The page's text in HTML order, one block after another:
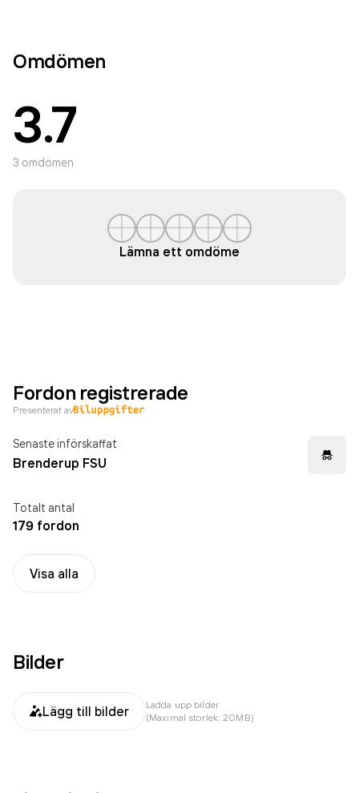
Omdömen
3.7
3 omdömen
Lämna ett omdöme
Fordon registrerade
Presenterat av
Senaste införskaffat
Brenderup FSU
Totalt antal
179 fordon
Visa alla
Bilder
Lägg till bilder
Ladda upp bilder
(Maximal storlek: 20MB)